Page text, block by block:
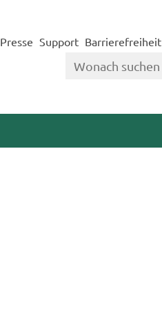
Presse Support Barrierefreiheit